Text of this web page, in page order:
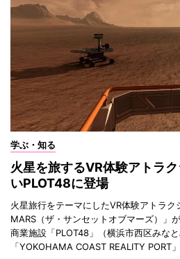
学ぶ・知る
火星を旅するVR体験アトラ
いPLOT48に登場
火星旅行をテーマにしたVR体験アトラ
MARS（ザ・サンセットオブマーズ）」
商業施設「PLOT48」（横浜市西区みな
「YOKOHAMA COAST REALITY PORT